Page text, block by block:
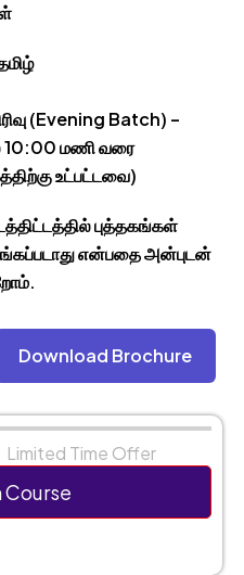
(Evening Batch) –
10:00 மணி வரை
உட்பட்டவை)
புத்தகங்கள்
என்பதை அன்புடன்
Download Brochure
Limited Time Offer
Course